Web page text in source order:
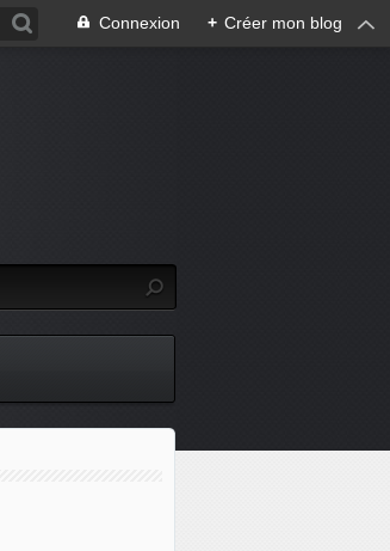
Connexion + Créer mon blog